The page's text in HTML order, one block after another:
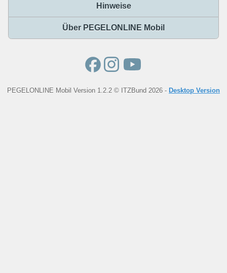
Hinweise
Über PEGELONLINE Mobil
PEGELONLINE Mobil Version 1.2.2 © ITZBund 2026 - Desktop Version